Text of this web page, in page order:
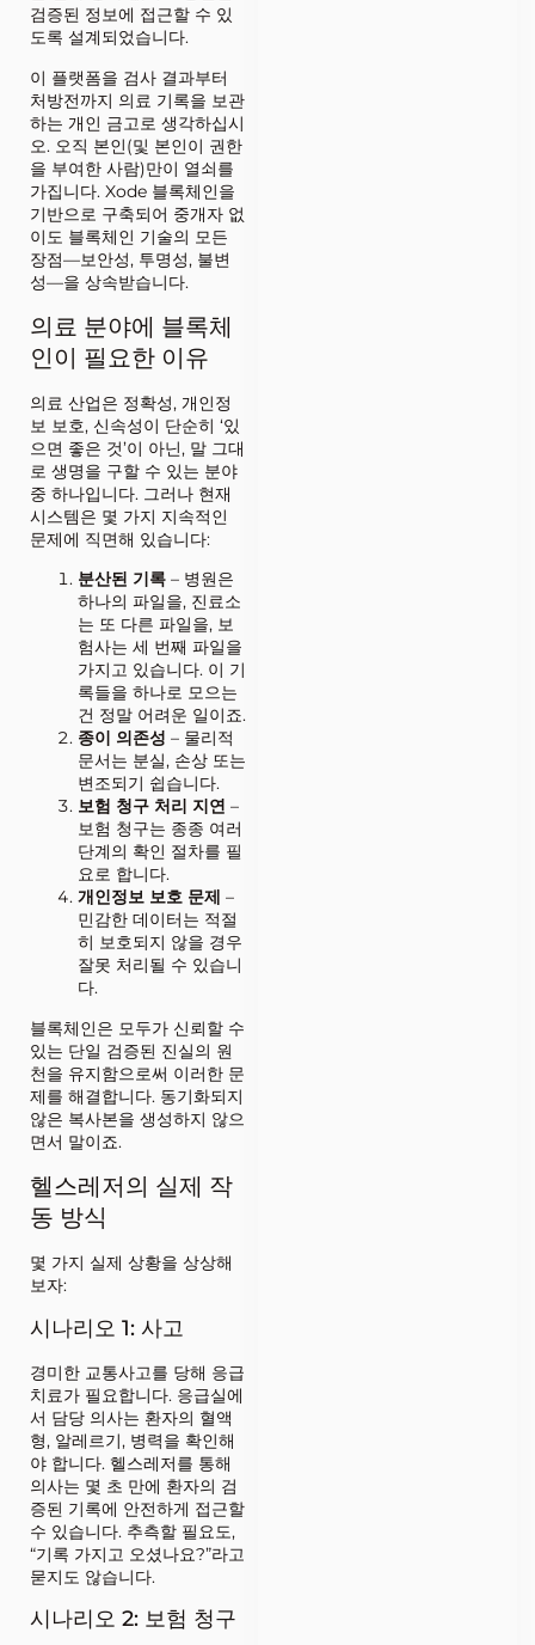
검증된 정보에 접근할 수 있
도록 설계되었습니다.
이 플랫폼을 검사 결과부터
처방전까지 의료 기록을 보관
하는 개인 금고로 생각하십시
오. 오직 본인(및 본인이 권한
을 부여한 사람)만이 열쇠를
가집니다. Xode 블록체인을
기반으로 구축되어 중개자 없
이도 블록체인 기술의 모든
장점—보안성, 투명성, 불변
성—을 상속받습니다.
의료 분야에 블록체
인이 필요한 이유
의료 산업은 정확성, 개인정
보 보호, 신속성이 단순히 ‘있
으면 좋은 것’이 아닌, 말 그대
로 생명을 구할 수 있는 분야
중 하나입니다. 그러나 현재
시스템은 몇 가지 지속적인
문제에 직면해 있습니다:
분산된 기록 – 병원은
하나의 파일을, 진료소
는 또 다른 파일을, 보
험사는 세 번째 파일을
가지고 있습니다. 이 기
록들을 하나로 모으는
건 정말 어려운 일이죠.
종이 의존성 – 물리적
문서는 분실, 손상 또는
변조되기 쉽습니다.
보험 청구 처리 지연 –
보험 청구는 종종 여러
단계의 확인 절차를 필
요로 합니다.
개인정보 보호 문제 –
민감한 데이터는 적절
히 보호되지 않을 경우
잘못 처리될 수 있습니
다.
블록체인은 모두가 신뢰할 수
있는 단일 검증된 진실의 원
천을 유지함으로써 이러한 문
제를 해결합니다. 동기화되지
않은 복사본을 생성하지 않으
면서 말이죠.
헬스레저의 실제 작
동 방식
몇 가지 실제 상황을 상상해
보자:
시나리오 1: 사고
경미한 교통사고를 당해 응급
치료가 필요합니다. 응급실에
서 담당 의사는 환자의 혈액
형, 알레르기, 병력을 확인해
야 합니다. 헬스레저를 통해
의사는 몇 초 만에 환자의 검
증된 기록에 안전하게 접근할
수 있습니다. 추측할 필요도,
“기록 가지고 오셨나요?”라고
묻지도 않습니다.
시나리오 2: 보험 청구